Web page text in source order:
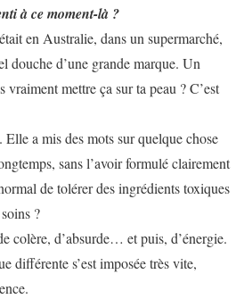
à ce moment-là ?
en Australie, dans un supermarché,
douche d’une grande marque. Un
vraiment mettre ça sur ta peau ? C’est
Elle a mis des mots sur quelque chose
sans l’avoir formulé clairement
de tolérer des ingrédients toxiques
?
colère, d’absurde… et puis, d’énergie.
différente s’est imposée très vite,